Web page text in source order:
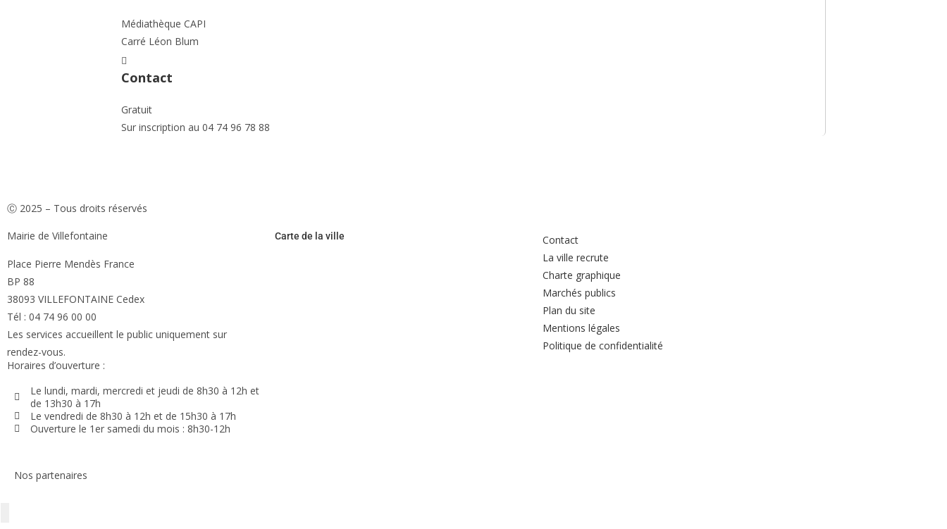
Médiathèque CAPI
Carré Léon Blum
Contact
Gratuit
Sur inscription au 04 74 96 78 88
Ⓒ 2025 – Tous droits réservés
Mairie de Villefontaine
Place Pierre Mendès France
BP 88
38093 VILLEFONTAINE Cedex
Tél : 04 74 96 00 00
Les services accueillent le public uniquement sur
rendez-vous.
Horaires d’ouverture :
Le lundi, mardi, mercredi et jeudi de 8h30 à 12h et
de 13h30 à 17h
Le vendredi de 8h30 à 12h et de 15h30 à 17h
Ouverture le 1er samedi du mois : 8h30-12h
Carte de la ville
Contact
La ville recrute
Charte graphique
Marchés publics
Plan du site
Mentions légales
Politique de confidentialité
Nos partenaires